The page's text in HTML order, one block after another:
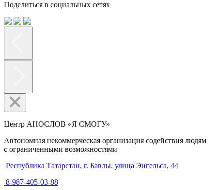
Поделиться в социальных сетях
Центр АНОСЛОВ «Я СМОГУ»
Автономная некоммерческая организация содействия людям
с ограниченными возможностями
Республика Татарстан, г. Бавлы, улица Энгельса, 44
8-987-405-03-88